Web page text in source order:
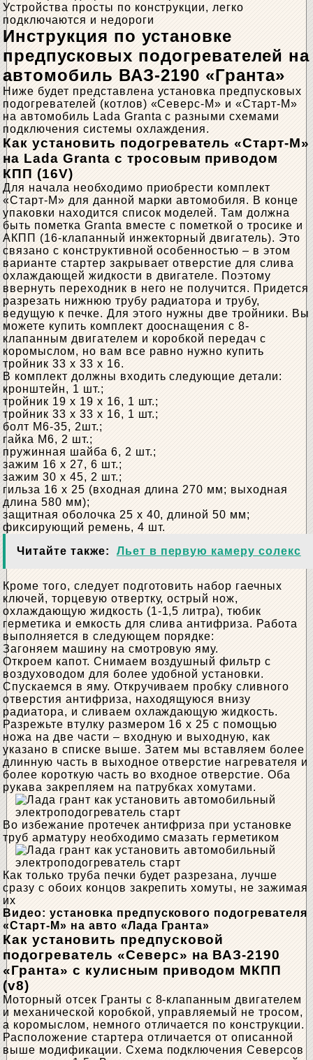
Устройства просты по конструкции, легко
подключаются и недороги
Инструкция по установке
предпусковых подогревателей на
автомобиль ВАЗ-2190 «Гранта»
Ниже будет представлена ​​установка предпусковых
подогревателей (котлов) «Северс-М» и «Старт-М»
на автомобиль Lada Granta с разными схемами
подключения системы охлаждения.
Как установить подогреватель «Старт-М»
на Lada Granta с тросовым приводом
КПП (16V)
Для начала необходимо приобрести комплект
«Старт-М» для данной марки автомобиля. В конце
упаковки находится список моделей. Там должна
быть пометка Granta вместе с пометкой о тросике и
АКПП (16-клапанный инжекторный двигатель). Это
связано с конструктивной особенностью – в этом
варианте стартер закрывает отверстие для слива
охлаждающей жидкости в двигателе. Поэтому
ввернуть переходник в него не получится. Придется
разрезать нижнюю трубу радиатора и трубу,
ведущую к печке. Для этого нужны две тройники. Вы
можете купить комплект дооснащения с 8-
клапанным двигателем и коробкой передач с
коромыслом, но вам все равно нужно купить
тройник 33 x 33 x 16.
В комплект должны входить следующие детали:
кронштейн, 1 шт.;
тройник 19 х 19 х 16, 1 шт.;
тройник 33 х 33 х 16, 1 шт.;
болт М6-35, 2шт.;
гайка М6, 2 шт.;
пружинная шайба 6, 2 шт.;
зажим 16 х 27, 6 шт.;
зажим 30 х 45, 2 шт.;
гильза 16 х 25 (входная длина 270 мм; выходная
длина 580 мм);
защитная оболочка 25 х 40, длиной 50 мм;
фиксирующий ремень, 4 шт.
Читайте также:
Льет в первую камеру солекс
Кроме того, следует подготовить набор гаечных
ключей, торцевую отвертку, острый нож,
охлаждающую жидкость (1-1,5 литра), тюбик
герметика и емкость для слива антифриза. Работа
выполняется в следующем порядке:
Загоняем машину на смотровую яму.
Откроем капот. Снимаем воздушный фильтр с
воздуховодом для более удобной установки.
Спускаемся в яму. Откручиваем пробку сливного
отверстия антифриза, находящуюся внизу
радиатора, и сливаем охлаждающую жидкость.
Разрежьте втулку размером 16 x 25 с помощью
ножа на две части – входную и выходную, как
указано в списке выше. Затем мы вставляем более
длинную часть в выходное отверстие нагревателя и
более короткую часть во входное отверстие. Оба
рукава закрепляем на патрубках хомутами.
Во избежание протечек антифриза при установке
труб арматуру необходимо смазать герметиком
Как только труба печки будет разрезана, лучше
сразу с обоих концов закрепить хомуты, не зажимая
их
Видео: установка предпускового подогревателя
«Старт-М» на авто «Лада Гранта»
Как установить предпусковой
подогреватель «Северс» на ВАЗ-2190
«Гранта» с кулисным приводом МКПП
(v8)
Моторный отсек Гранты с 8-клапанным двигателем
и механической коробкой, управляемый не тросом,
а коромыслом, немного отличается по конструкции.
Расположение стартера отличается от описанной
выше модификации. Схема подключения Северсов